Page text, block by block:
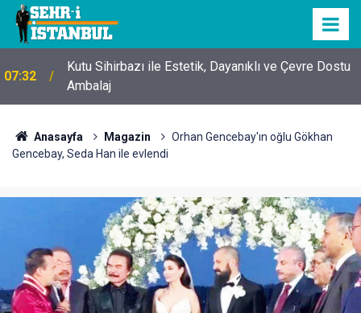
07:32
Kutu Sihirbazı ile Estetik, Dayanıklı ve Çevre Dostu
Ambalaj
Anasayfa Magazin
Orhan Gencebay'ın oğlu Gökhan
Gencebay, Seda Han ile evlendi